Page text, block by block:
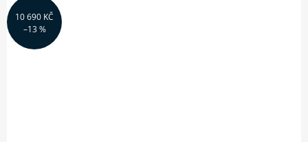
10 690 KČ
–13 %